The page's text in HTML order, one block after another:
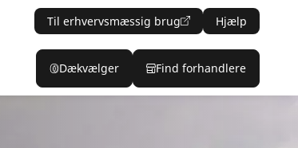
Til erhvervsmæssig brug Hjælp
Dækvælger Find forhandlere